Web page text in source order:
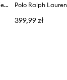
Polo Ralph Lauren czapka z daszkiem męska lniana
399,99 zł